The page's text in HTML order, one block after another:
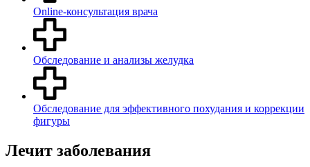
Online-консультация врача
Обследование и анализы желудка
Обследование для эффективного похудания и коррекции
фигуры
Лечит заболевания